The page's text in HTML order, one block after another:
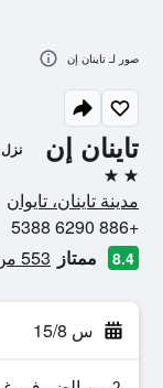
تاينان إن نزل
2 نجمتين
مدينة تاينان، تايوان
+886 6290 5388
8.4 ممتاز 553 من التقييمات تم التحقق منها
س 15/8
صور لـ تاينان إن